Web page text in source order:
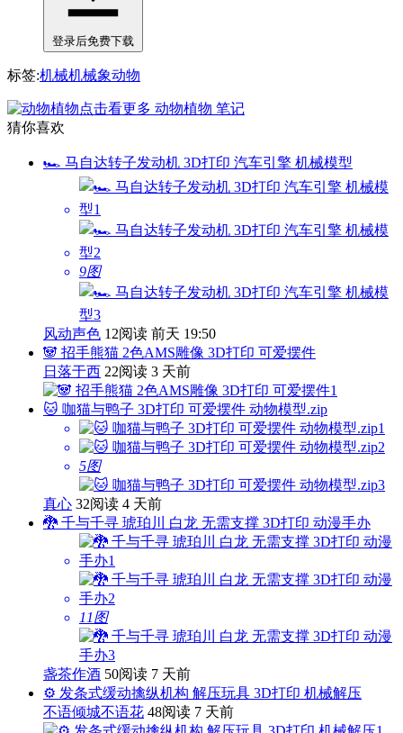
登录后免费下载
标签:机械机械象动物
点击看更多 动物植物 笔记
猜你喜欢
🏎️ 马自达转子发动机 3D打印 汽车引擎 机械模型
9图
风动声色 12阅读 前天 19:50
🐼 招手熊猫 2色AMS雕像 3D打印 可爱摆件
日落于西 22阅读 3 天前
🐱 咖猫与鸭子 3D打印 可爱摆件 动物模型.zip
5图
真心 32阅读 4 天前
🐉 千与千寻 琥珀川 白龙 无需支撑 3D打印 动漫手办
11图
盏茶作酒 50阅读 7 天前
⚙️ 发条式缓动擒纵机构 解压玩具 3D打印 机械解压
不语倾城不语花 48阅读 7 天前